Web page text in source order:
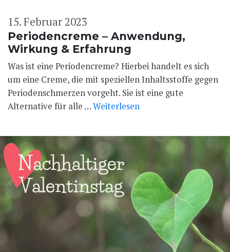
Periodencreme – Anwendung,
Wirkung & Erfahrung
15. Februar 2023
Was ist eine Periodencreme? Hierbei handelt es sich
um eine Creme, die mit speziellen Inhaltsstoffe gegen
Periodenschmerzen vorgeht. Sie ist eine gute
Alternative für alle …Weiterlesen